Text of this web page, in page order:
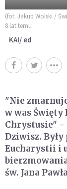
(fot. Jakub Wolski /
8 lat temu
KAI/ ed
"Nie
w was Święty
Chrystusie" -
Dziwisz.
Eucharystii i
św. Jana